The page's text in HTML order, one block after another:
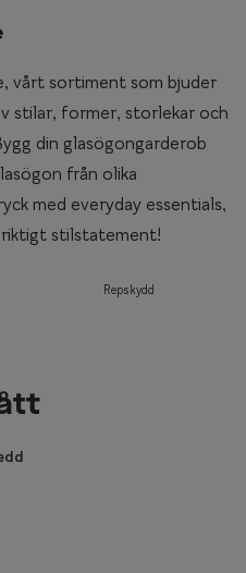
vårt sortiment som bjuder
stilar, former, storlekar och
din glasögongarderob
från olika
med everyday essentials,
stilstatement!
Repskydd